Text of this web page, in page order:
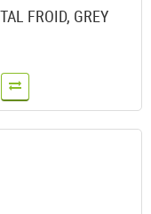
FROID, GREY